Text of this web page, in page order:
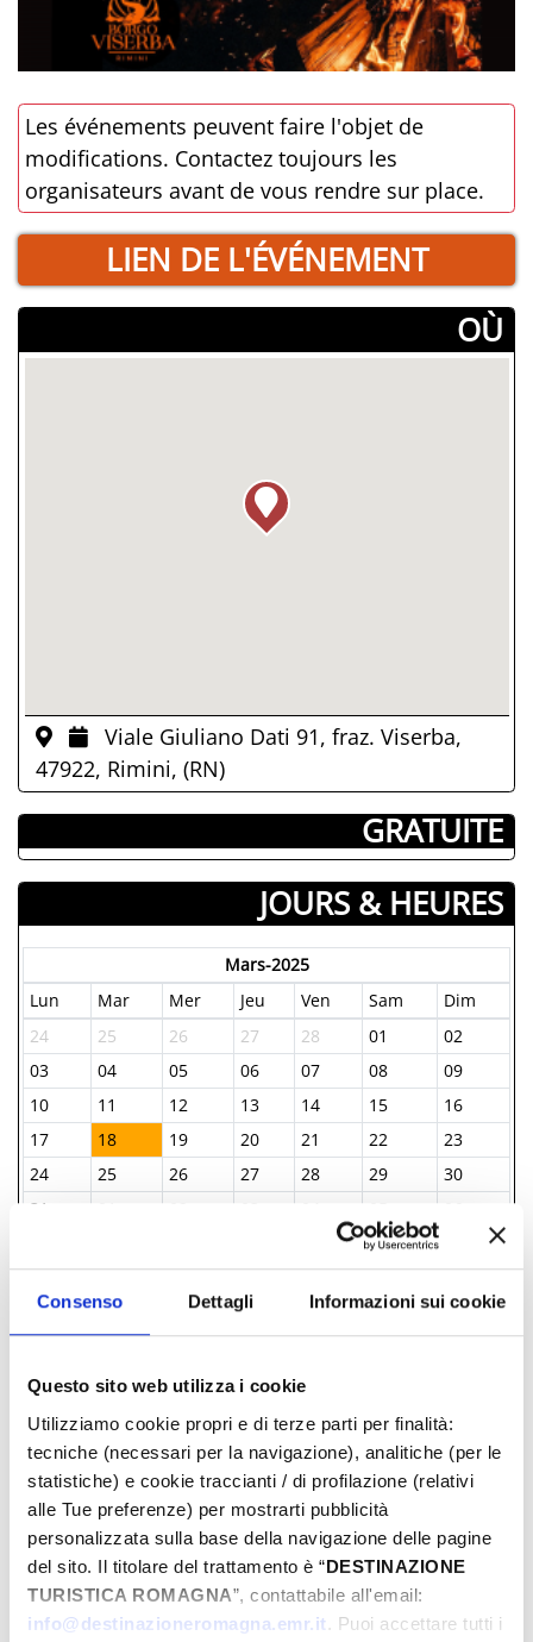
Consenso Dettagli Informazioni sui cookie
Questo sito web utilizza i cookie
Utilizziamo cookie propri e di terze parti per finalità:
tecniche (necessari per la navigazione), analitiche (per le
statistiche) e cookie traccianti / di profilazione (relativi
alle Tue preferenze) per mostrarti pubblicità
personalizzata sulla base della navigazione delle pagine
del sito. Il titolare del trattamento è “DESTINAZIONE
TURISTICA ROMAGNA”, contattabile all'email:
info@destinazioneromagna.emr.it. Puoi accettare tutti i
Les événements peuvent faire l'objet de
modifications. Contactez toujours les
organisateurs avant de vous rendre sur place.
LIEN DE L'ÉVÉNEMENT
­OÙ
Viale Giuliano Dati 91, fraz. Viserba,
47922, Rimini, (RN)
­ GRATUITE
JOURS & HEURES
Mars-2025
Lun
Mar Mer Jeu Ven Sam
Dim
24
25 26 27 28 01
02
03
04 05 06 07 08
09
10
11 12 13 14 15
16
17
18 19 20 21 22
23
24
25 26 27 28 29
30
31
INFORMATIONS ­
339 215 2649
comitatoturistico@viserba.com
Comune di Rimini propose
également
La Terrazza Della Dolce Vita